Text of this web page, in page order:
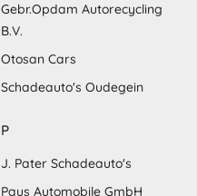
Gebr.Opdam Autorecycling
B.V.
Otosan Cars
Schadeauto's Oudegein
P
J. Pater Schadeauto's
Paus Automobile GmbH